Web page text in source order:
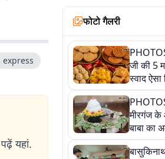
यहां.
फोटो गैलरी
जी की 5
स्वाद
जाना
देखें
PHOTOS: सावन
मीरगंज के
बाबा का
तस्वीरों
मनमोहक